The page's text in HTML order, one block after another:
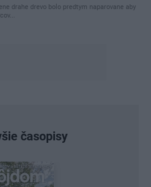
drahe drevo bolo predtym naparovane aby
časopisy